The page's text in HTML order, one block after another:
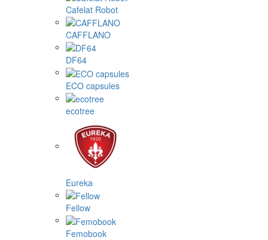
Cafelat Robot
CAFFLANO
DF64
ECO capsules
ecotree
Eureka
Fellow
Femobook